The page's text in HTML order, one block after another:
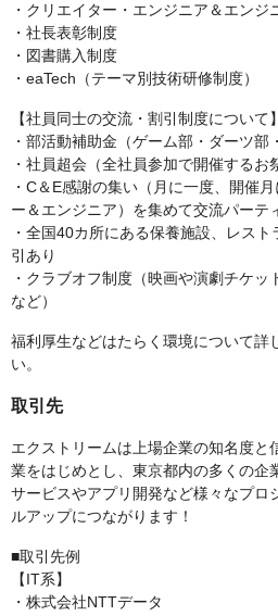
・クリエイター・エンジニア＆エンジ
・社長表彰制度
・図書購入制度
・eaTech（テーマ別技術研修制度
【社員同士の交流・割引制度について】
・部活動補助金（ゲーム部・ダーツ部
・社員超会（全社員参加で開催するお
・C＆E感謝の集い（月に一度、開催
ー＆エンジニア）を集めて交流パーテ
・全国40カ所にある保養施設、レス
引あり
・クラブオフ制度（映画や演劇チケッ
など）
福利厚生などはたらく環境について詳
い。
取引先
エクストリームは上場企業の知名度と
業をはじめとし、東京都内の多くの企
サービスやアプリ開発など様々なプロ
ルアップにつながります！
■取引先例
【IT系】
・株式会社NTTデータ